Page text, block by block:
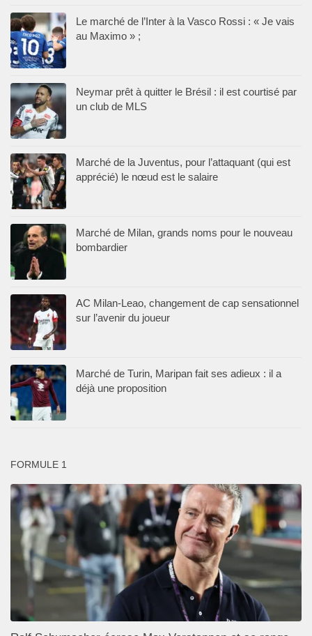
Le marché de l’Inter à la Vasco Rossi : « Je vais
au Maximo » ;
Neymar prêt à quitter le Brésil : il est courtisé par
un club de MLS
Marché de la Juventus, pour l’attaquant (qui est
apprécié) le nœud est le salaire
Marché de Milan, grands noms pour le nouveau
bombardier
AC Milan-Leao, changement de cap sensationnel
sur l’avenir du joueur
Marché de Turin, Maripan fait ses adieux : il a
déjà une proposition
FORMULE 1